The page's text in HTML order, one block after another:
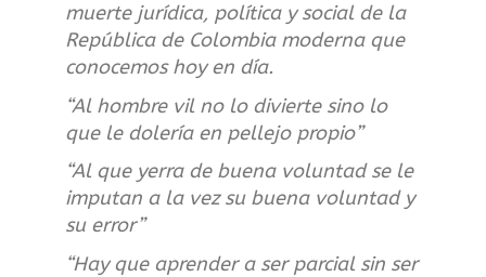
muerte jurídica, política y social de la
República de Colombia moderna que
conocemos hoy en día.
“Al hombre vil no lo divierte sino lo
que le dolería en pellejo propio”
“Al que yerra de buena voluntad se le
imputan a la vez su buena voluntad y
su error”
“Hay que aprender a ser parcial sin ser